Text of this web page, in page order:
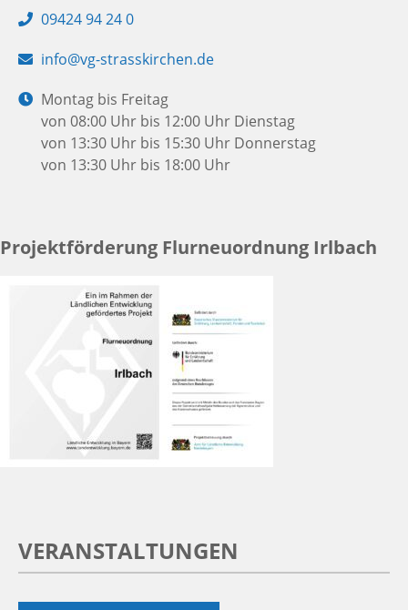
Telefon:
09424 94 24 0
E- info@vg-strasskirchen.de
Öffnungszeiten:
Montag bis Freitag
von 08:00 Uhr bis 12:00 Uhr Dienstag
von 13:30 Uhr bis 15:30 Uhr Donnerstag
von 13:30 Uhr bis 18:00 Uhr
Projektförderung Flurneuordnung Irlbach
VERANSTALTUNGEN